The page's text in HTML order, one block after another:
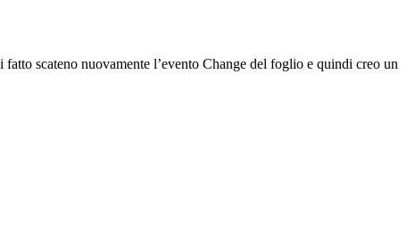
scateno nuovamente l’evento Change del foglio e quindi creo un